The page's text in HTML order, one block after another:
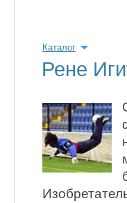
Каталог
Рене